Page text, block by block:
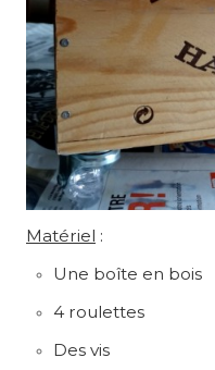
Matériel :
Une boîte en bois
4 roulettes
Des vis